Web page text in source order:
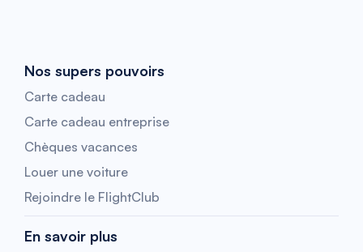
Nos supers pouvoirs
Carte cadeau
Carte cadeau entreprise
Chèques vacances
Louer une voiture
Rejoindre le FlightClub
En savoir plus